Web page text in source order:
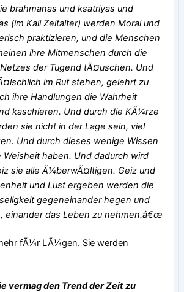
brahmanas undksatriyas und
(im Kali Zeitalter) werden Moral und
praktizieren, und die Menschen
ihre Mitmenschen durch die
der Tugend tÃ¤uschen. Und
im Ruf stehen, gelehrt zu
ihre Handlungen die Wahrheit
kaschieren. Und durch die KÃ¼rze
sie nicht in der Lage sein, viel
Und durch dieses wenige Wissen
haben. Und dadurch wird
sie alle Ã¼berwÃ¤ltigen. Geiz und
und Lust ergeben werden die
gegeneinander hegen und
einander das Leben zu nehmen.â€œ
fÃ¼r LÃ¼gen. Sie werden
vermag den Trend der Zeit zu